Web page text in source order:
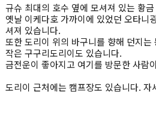
규슈 최대의 호수 옆에 모셔져 있는 황
옛날 이케다호 가까이에 있었던 오타
셔져 있습니다.
또한 도리이 위의 바구니를 향해 던지
작은 구구리도리이도 있습니다.
금전운이 좋아지고 여기를 방문한 사람
도리이 근처에는 캠프장도 있습니다.